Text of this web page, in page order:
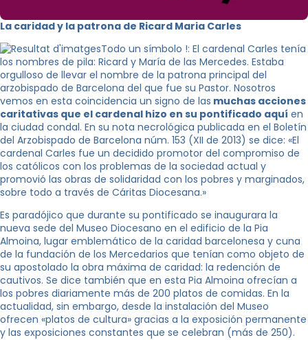
La caridad y la patrona de Ricard Maria Carles
Todo un símbolo !: El cardenal Carles tenía
los nombres de pila: Ricard y María de las Mercedes. Estaba
orgulloso de llevar el nombre de la patrona principal del
arzobispado de Barcelona del que fue su Pastor. Nosotros
vemos en esta coincidencia un signo de las muchas acciones
caritativas que el cardenal hizo en su pontificado aquí en
la ciudad condal. En su nota necrológica publicada en el Boletín
del Arzobispado de Barcelona núm. 153 (XII de 2013) se dice: «El
cardenal Carles fue un decidido promotor del compromiso de
los católicos con los problemas de la sociedad actual y
promovió las obras de solidaridad con los pobres y marginados,
sobre todo a través de Cáritas Diocesana.»
Es paradójico que durante su pontificado se inaugurara la
nueva sede del Museo Diocesano en el edificio de la Pia
Almoina, lugar emblemático de la caridad barcelonesa y cuna
de la fundación de los Mercedarios que tenían como objeto de
su apostolado la obra máxima de caridad: la redención de
cautivos. Se dice también que en esta Pia Almoina ofrecían a
los pobres diariamente más de 200 platos de comidas. En la
actualidad, sin embargo, desde la instalación del Museo
ofrecen «platos de cultura» gracias a la exposición permanente
y las exposiciones constantes que se celebran (más de 250).